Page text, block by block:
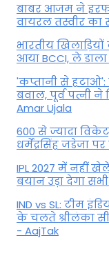
बाबर आजम ने
वायरल तस्वीर
भारतीय
आया BCCI, ले
'कप्तानी से
बवाल, पूर्व पत्नी
Amar Ujala
600 से ज्यादा
धर्मेंद्रसिंह जडेजा
IPL 2027 में नहीं
बयान उड़ा देगा
IND vs SL: टीम
के चलते श्रीलंका
- AajTak